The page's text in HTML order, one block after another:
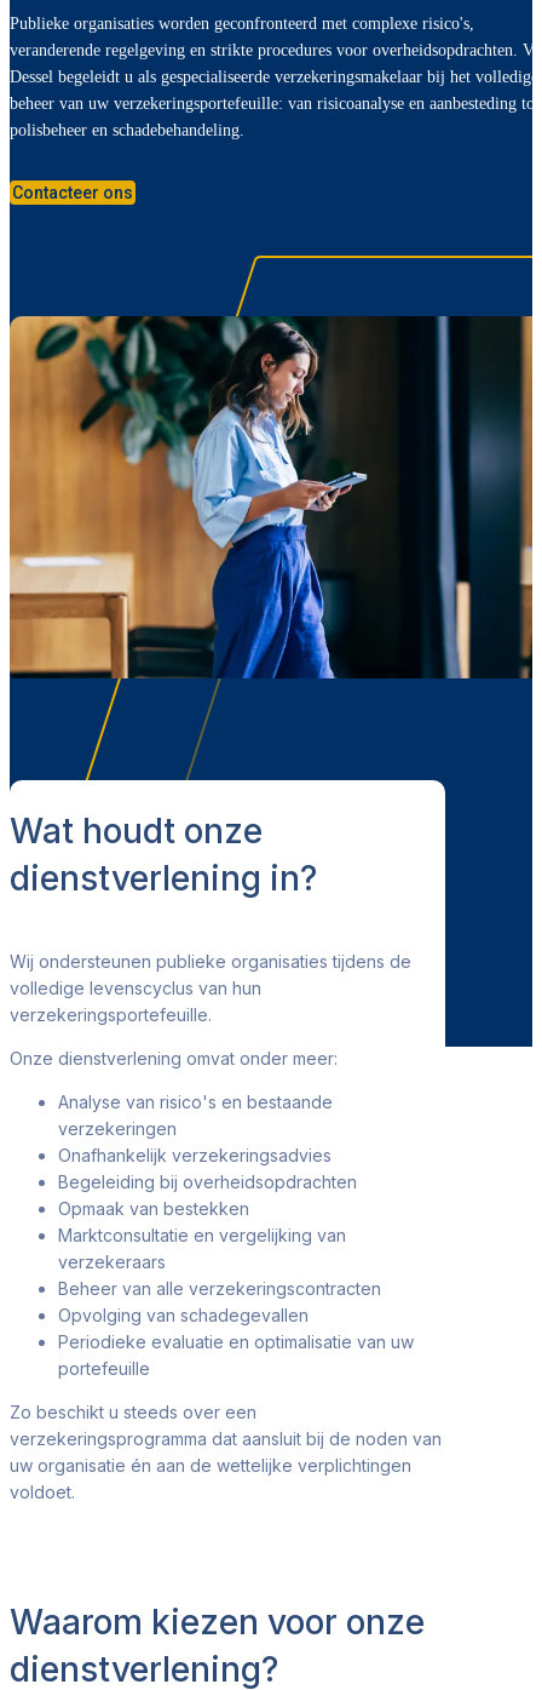
Publieke organisaties worden geconfronteerd met complexe risico's,
veranderende regelgeving en strikte procedures voor overheidsopdrachten.
Dessel begeleidt u als gespecialiseerde verzekeringsmakelaar bij het volledige
beheer van uw verzekeringsportefeuille: van risicoanalyse en aanbesteding tot
polisbeheer en schadebehandeling.
Contacteer ons
Wat houdt onze
dienstverlening in?
Wij ondersteunen publieke organisaties tijdens de
volledige levenscyclus van hun
verzekeringsportefeuille.
Onze dienstverlening omvat onder meer:
Analyse van risico's en bestaande
verzekeringen
Onafhankelijk verzekeringsadvies
Begeleiding bij overheidsopdrachten
Opmaak van bestekken
Marktconsultatie en vergelijking van
verzekeraars
Beheer van alle verzekeringscontracten
Opvolging van schadegevallen
Periodieke evaluatie en optimalisatie van uw
portefeuille
Zo beschikt u steeds over een
verzekeringsprogramma dat aansluit bij de noden van
uw organisatie én aan de wettelijke verplichtingen
voldoet.
Waarom kiezen voor onze
dienstverlening?